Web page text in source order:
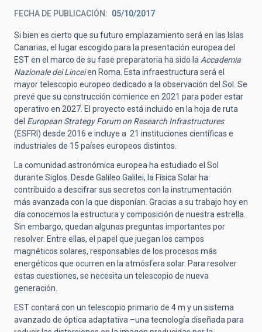
FECHA DE PUBLICACIÓN 05/10/2017
Si bien es cierto que su futuro emplazamiento será en las Islas
Canarias, el lugar escogido para la presentación europea del
EST en el marco de su fase preparatoria ha sido la Accademia
Nazionale dei Linceien Roma. Esta infraestructura será el
mayor telescopio europeo dedicado a la observación del Sol. Se
prevé que su construcción comience en 2021 para poder estar
operativo en 2027. El proyecto está incluido en la hoja de ruta
del European Strategy Forum on Research Infrastructures
(ESFRI) desde 2016 e incluye a 21 instituciones científicas e
industriales de 15 países europeos distintos.
La comunidad astronómica europea ha estudiado el Sol
durante Siglos. Desde Galileo Galilei, la Física Solar ha
contribuido a descifrar sus secretos con la instrumentación
más avanzada con la que disponían. Gracias a su trabajo hoy en
día conocemos la estructura y composición de nuestra estrella.
Sin embargo, quedan algunas preguntas importantes por
resolver. Entre ellas, el papel que juegan los campos
magnéticos solares, responsables de los procesos más
energéticos que ocurren en la atmósfera solar. Para resolver
estas cuestiones, se necesita un telescopio de nueva
generación.
EST contará con un telescopio primario de 4 m y un sistema
avanzado de óptica adaptativa –una tecnología diseñada para